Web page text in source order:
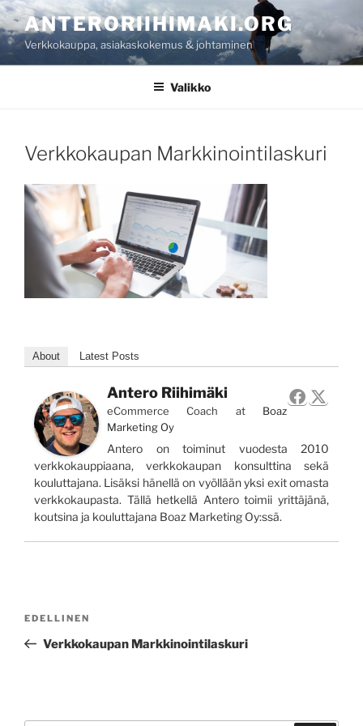
Siirry
sisältöönANTERORIIHIMAKI.ORG
Verkkokauppa, asiakaskokemus & johtaminen
Valikko
Verkkokaupan Markkinointilaskuri
About Latest Posts
Antero Riihimäki
eCommerce Coach at Boaz
Marketing Oy
Antero on toiminut vuodesta 2010
verkkokauppiaana, verkkokaupan konsulttina sekä
kouluttajana. Lisäksi hänellä on vyöllään yksi exit omasta
verkkokaupasta. Tällä hetkellä Antero toimii yrittäjänä,
koutsina ja kouluttajana Boaz Marketing Oy:ssä.
Edellinen
artikkeli
EDELLINEN
Verkkokaupan Markkinointilaskuri